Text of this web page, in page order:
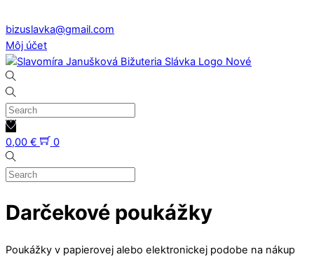
Skip
to
content
bizuslavka@gmail.com
Môj účet
0,00 € 0
Darčekové poukážky
Poukážky v papierovej alebo elektronickej podobe na nákup